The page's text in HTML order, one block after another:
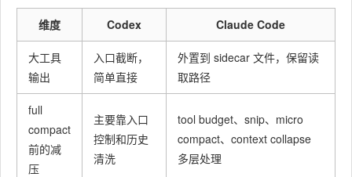
维度 Codex Claude Code
大工具
输出
入口截断，
简单直接
外置到 sidecar 文件，保留读
取路径
full
compact
前的减
压
主要靠入口
控制和历史
清洗
tool budget、snip、micro
compact、context collapse
多层处理